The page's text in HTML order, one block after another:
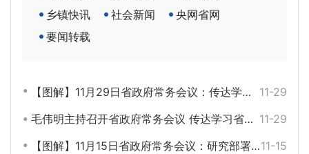
乡镇快讯
社会新闻
央网省网
要闻转载
11-29
【图解】11月29日省政府常务会议：传达学习省第十二次党代会精神 研究部署真抓实干表扬激励、能源保供等工作
11-29
毛伟明主持召开省政府常务会议 传达学习省第十二次党代会精神
11-15
【图解】11月15日省政府常务会议：研究部署冬春农田水利、优化营商环境、提升全民科学素质等工作